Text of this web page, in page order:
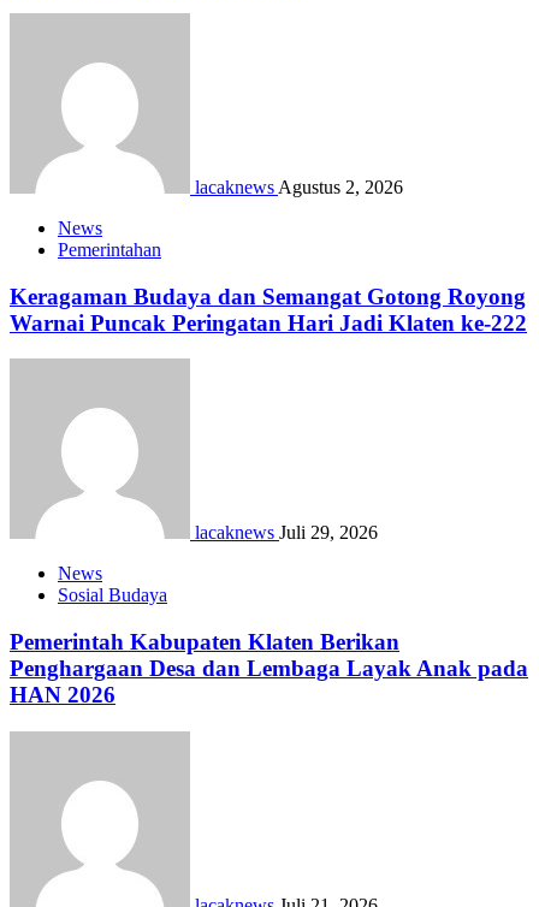
lacaknews Agustus 2, 2026
News
Pemerintahan
Keragaman Budaya dan Semangat Gotong Royong
Warnai Puncak Peringatan Hari Jadi Klaten ke-222
lacaknews Juli 29, 2026
News
Sosial Budaya
Pemerintah Kabupaten Klaten Berikan
Penghargaan Desa dan Lembaga Layak Anak pada
HAN 2026